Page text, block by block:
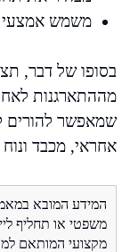
משמש אמצעי
בסופו של דבר,
מההתארגנות
שמאפשר להורים
אחראי, מכבד
המידע המובא במאמר
משפטי או תחליף
מקצועי המותאם